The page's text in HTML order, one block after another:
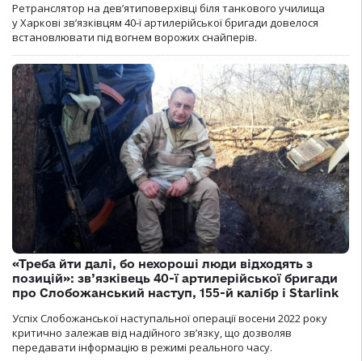
Ретранслятор на дев’ятиповерхівці біля танкового училища
у Харкові зв’язківцям 40-ї артилерійської бригади довелося
встановлювати під вогнем ворожих снайперів.
«Треба йти далі, бо нехороші люди відходять з
позицій»: зв’язківець 40-ї артилерійської бригади
про Слобожанський наступ, 155-й калібр і Starlink
Успіх Слобожанської наступальної операції восени 2022 року
критично залежав від надійного зв’язку, що дозволяв
передавати інформацію в режимі реального часу.